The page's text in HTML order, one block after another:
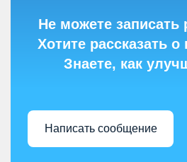
Не можете записать
Хотите рассказать о
Знаете, как
Написать сообщение